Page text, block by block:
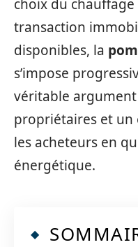
choix du
transaction
disponibles, la
s’impose
véritable
propriétaires et
les acheteurs en
énergétique.